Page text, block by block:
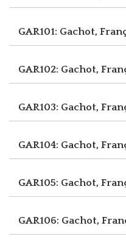
GAR101: Gachot,
GAR102: Gachot,
GAR103: Gachot,
GAR104: Gachot,
GAR105: Gachot,
GAR106: Gachot,